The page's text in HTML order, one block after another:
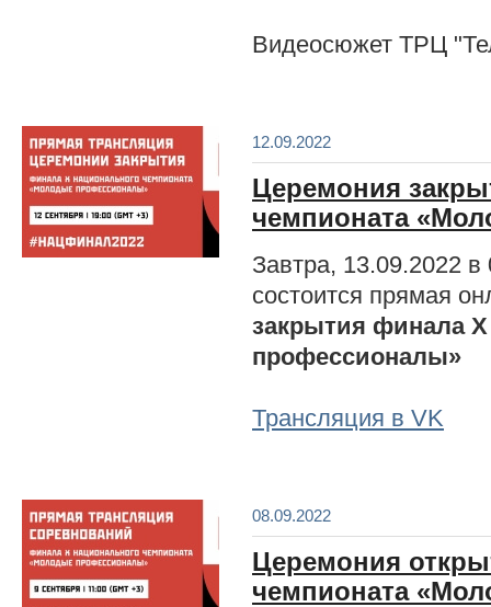
Видеосюжет ТРЦ
12.09.2022
Церемония
чемпионата
Завтра, 13.09.2022
состоится прямая
закрытия финала
профессионалы»
Трансляция в VK
08.09.2022
Церемония
чемпионата